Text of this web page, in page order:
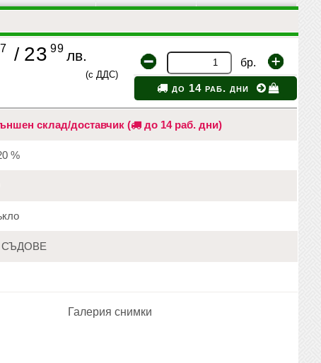
/ 23 99 лв.
(с ДДС)
бр.
до 14 раб. дни
склад/доставчик ( до 14 раб. дни)
%
СЪДОВЕ
Галерия снимки